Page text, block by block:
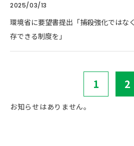
2025/03/13
環境省に要望書提出「捕殺強化ではな
存できる制度を」
1 2
お知らせはありません。